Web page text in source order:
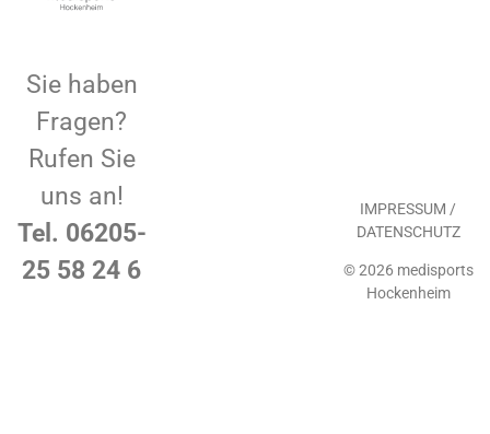
Sie haben
Fragen?
Rufen Sie
uns an!
Tel. 06205-
25 58 24 6
IMPRESSUM /
DATENSCHUTZ
© 2026 medisports
Hockenheim